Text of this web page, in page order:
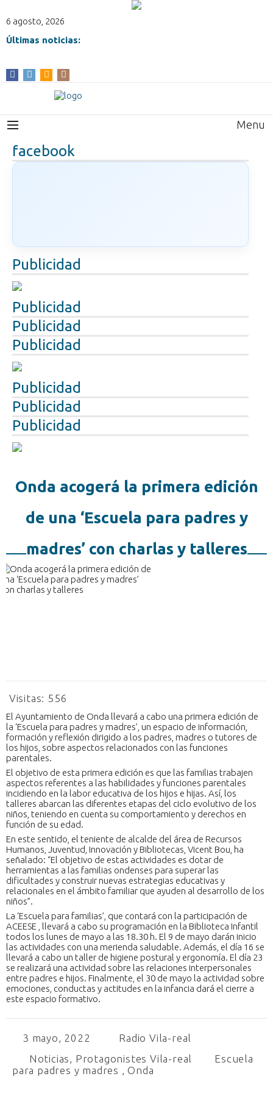
6 agosto, 2026
Últimas noticias:
Menu
facebook
Publicidad
Publicidad
Publicidad
Publicidad
Publicidad
Publicidad
Publicidad
Onda acogerá la primera edición
de una ‘Escuela para padres y
madres’ con charlas y talleres
Visitas: 556
El Ayuntamiento de Onda llevará a cabo una primera edición de
la ‘Escuela para padres y madres’, un espacio de información,
formación y reflexión dirigido a los padres, madres o tutores de
los hijos, sobre aspectos relacionados con las funciones
parentales.
El objetivo de esta primera edición es que las familias trabajen
aspectos referentes a las habilidades y funciones parentales
incidiendo en la labor educativa de los hijos e hijas. Así, los
talleres abarcan las diferentes etapas del ciclo evolutivo de los
niños, teniendo en cuenta su comportamiento y derechos en
función de su edad.
En este sentido, el teniente de alcalde del área de Recursos
Humanos, Juventud, Innovación y Bibliotecas, Vicent Bou, ha
señalado: “El objetivo de estas actividades es dotar de
herramientas a las familias ondenses para superar las
dificultades y construir nuevas estrategias educativas y
relacionales en el ámbito familiar que ayuden al desarrollo de los
niños”.
La ‘Escuela para familias’, que contará con la participación de
ACEESE , llevará a cabo su programación en la Biblioteca Infantil
todos los lunes de mayo a las 18.30 h. El 9 de mayo darán inicio
las actividades con una merienda saludable. Además, el día 16 se
llevará a cabo un taller de higiene postural y ergonomía. El día 23
se realizará una actividad sobre las relaciones interpersonales
entre padres e hijos. Finalmente, el 30 de mayo la actividad sobre
emociones, conductas y actitudes en la infancia dará el cierre a
este espacio formativo.
3 mayo, 2022
Radio Vila-real
Noticias, Protagonistes Vila-real
Escuela
para padres y madres ,Onda